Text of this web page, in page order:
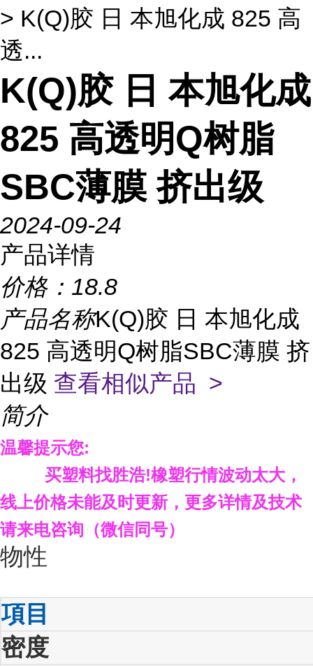
> K(Q)胶 日 本旭化成 825 高
透...
K(Q)胶 日 本旭化成
825 高透明Q树脂
SBC薄膜 挤出级
2024-09-24
产品详情
价格： 18.8
产品名称K(Q)胶 日 本旭化成
825 高透明Q树脂SBC薄膜 挤
出级 查看相似产品 >
简介
温馨提示您:
买塑料找胜浩!橡塑行情波动太大，
线上价格未能及时更新，更多详情及技术
请来电咨询（微信同号）
物性
項目
密度